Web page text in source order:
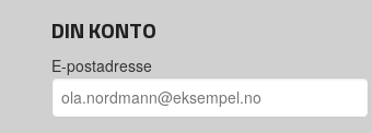
DIN KONTO
E-postadresse